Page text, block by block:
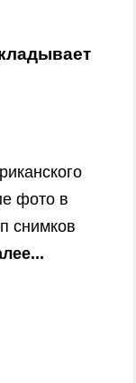
фото в
снимков